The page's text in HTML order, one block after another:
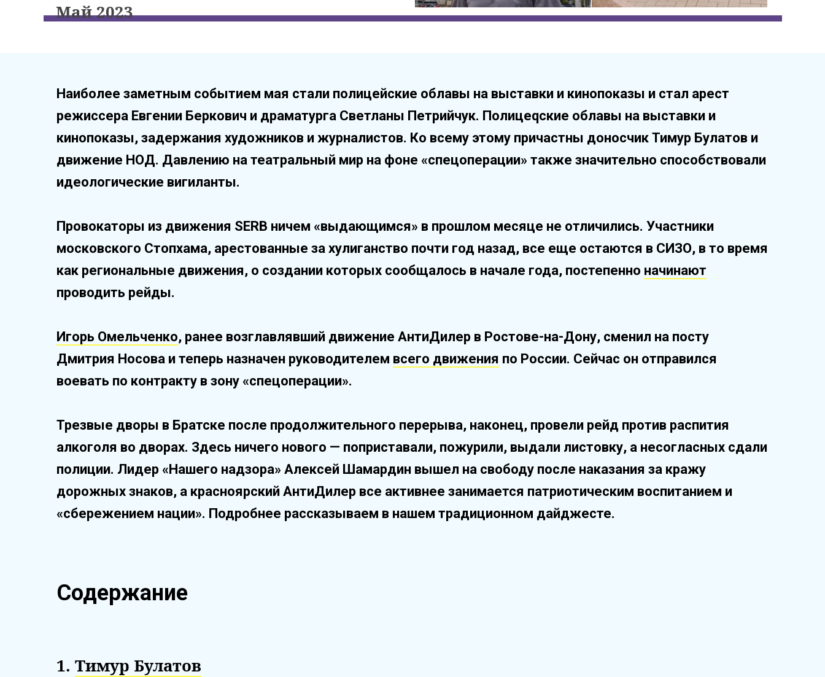
Май 2023
Наиболее заметным событием мая стали полицейские облавы на выставки и кинопоказы и стал арест
режиссера Евгении Беркович и драматурга Светланы Петрийчук. Полицеqские облавы на выставки и
кинопоказы, задержания художников и журналистов. Ко всему этому причастны доносчик Тимур Булатов и
движение НОД. Давлению на театральный мир на фоне «спецоперации» также значительно способствовали
идеологические вигиланты.
Провокаторы из движения SERB ничем «выдающимся» в прошлом месяце не отличились. Участники
московского Стопхама, арестованные за хулиганство почти год назад, все еще остаются в СИЗО, в то время
как региональные движения, о создании которых сообщалось в начале года, постепенно начинают
проводить рейды.
Игорь Омельченко, ранее возглавлявший движение АнтиДилер в Ростове-на-Дону, сменил на посту
Дмитрия Носова и теперь назначен руководителем всего движения по России. Сейчас он отправился
воевать по контракту в зону «спецоперации».
Трезвые дворы в Братске после продолжительного перерыва, наконец, провели рейд против распития
алкоголя во дворах. Здесь ничего нового — поприставали, пожурили, выдали листовку, а несогласных сдали
полиции. Лидер «Нашего надзора» Алексей Шамардин вышел на свободу после наказания за кражу
дорожных знаков, а красноярский АнтиДилер все активнее занимается патриотическим воспитанием и
«сбережением нации». Подробнее рассказываем в нашем традиционном дайджесте.
Содержание
1. Тимур Булатов